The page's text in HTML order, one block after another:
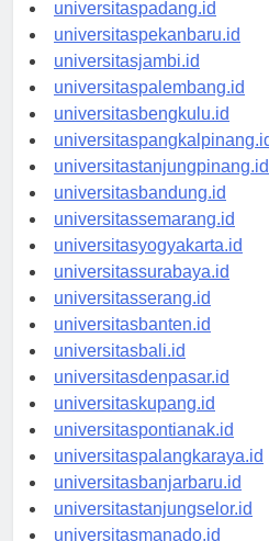
universitaspadang.id
universitaspekanbaru.id
universitasjambi.id
universitaspalembang.id
universitasbengkulu.id
universitaspangkalpinang.id
universitastanjungpinang.id
universitasbandung.id
universitassemarang.id
universitasyogyakarta.id
universitassurabaya.id
universitasserang.id
universitasbanten.id
universitasbali.id
universitasdenpasar.id
universitaskupang.id
universitaspontianak.id
universitaspalangkaraya.id
universitasbanjarbaru.id
universitastanjungselor.id